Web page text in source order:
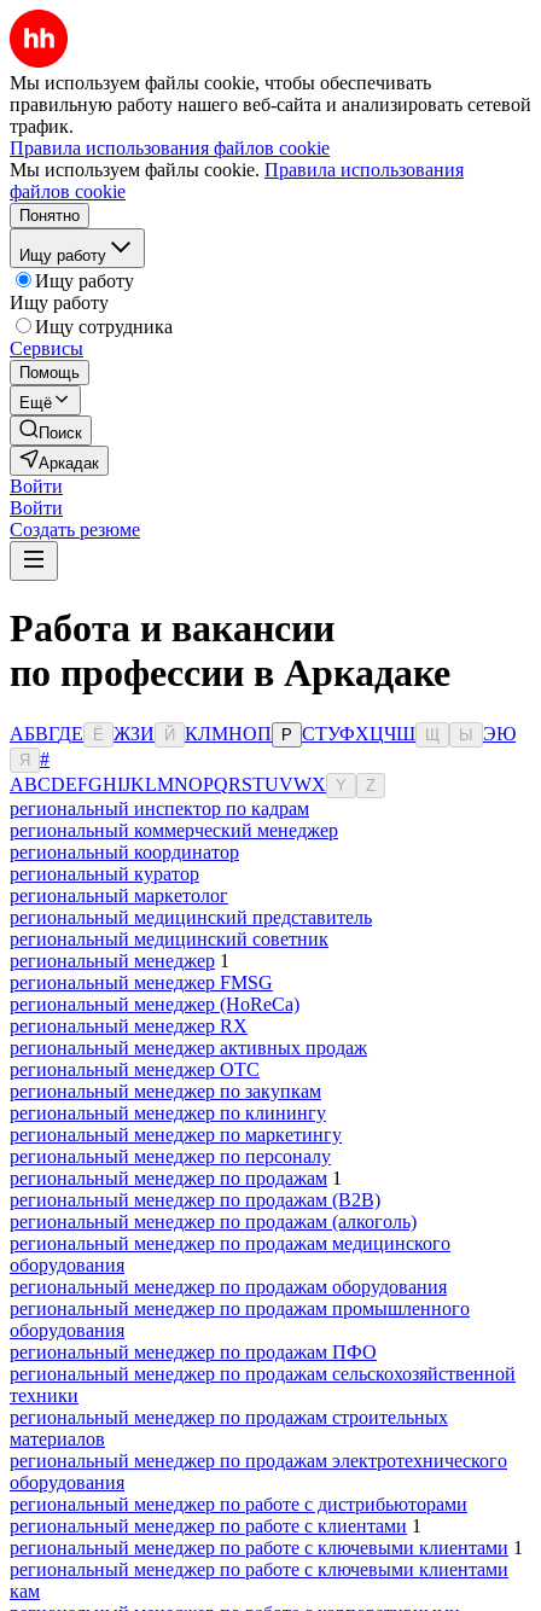
Мы используем файлы cookie, чтобы обеспечивать
правильную работу нашего веб-сайта и анализировать сетевой
трафик.
Правила использования файлов cookie
Мы используем файлы cookie. Правила использования
файлов cookie
Понятно
Ищу работу
Ищу работу
Ищу работу
Ищу сотрудника
Сервисы
Помощь
Ещё
Поиск
Аркадак
Войти
Войти
Создать резюме
Работа и вакансии
по профессии в Аркадаке
АБВГДЕ Ё ЖЗИ Й КЛМНОП Р СТУФХЦЧШ Ы ЭЮ
Я
#
ABCDEFGHIJKLMNOPQRSTUVWX Y Z
региональный инспектор по кадрам
региональный коммерческий менеджер
региональный координатор
региональный куратор
региональный маркетолог
региональный медицинский представитель
региональный медицинский советник
региональный менеджер 1
региональный менеджер FMSG
региональный менеджер (HoReCa)
региональный менеджер RX
региональный менеджер активных продаж
региональный менеджер ОТС
региональный менеджер по закупкам
региональный менеджер по клинингу
региональный менеджер по маркетингу
региональный менеджер по персоналу
региональный менеджер по продажам 1
региональный менеджер по продажам (B2B)
региональный менеджер по продажам (алкоголь)
региональный менеджер по продажам медицинского
оборудования
региональный менеджер по продажам оборудования
региональный менеджер по продажам промышленного
оборудования
региональный менеджер по продажам ПФО
региональный менеджер по продажам сельскохозяйственной
техники
региональный менеджер по продажам строительных
материалов
региональный менеджер по продажам электротехнического
оборудования
региональный менеджер по работе с дистрибьюторами
региональный менеджер по работе с клиентами 1
региональный менеджер по работе с ключевыми клиентами 1
региональный менеджер по работе с ключевыми клиентами
кам